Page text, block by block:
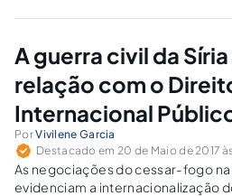
com Jordânia; a leste, com Iraque e
A guerra civil da Síria
relação com o
Internacional
PorVivilene Garcia
Destacado em 20 de Maio de 2017 às
As negociações do cessar-fogo na
evidenciam a internacionalização